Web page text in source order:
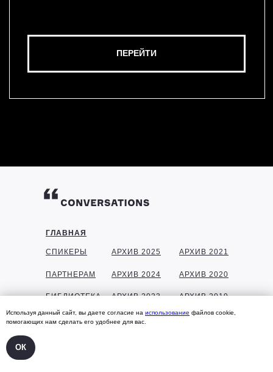
Используя данный сайт, вы даете согласие на использование файлов cookie,
помогающих нам сделать его удобнее для вас.
ОК
ГЛАВНАЯ
СПИКЕРЫ
ПАРТНЕРАМ
БИБЛИОТЕКА
ГАЛЕРЕЯ
АРХИВ 2025
АРХИВ 2024
АРХИВ 2023
АРХИВ 2022
АРХИВ 2021
АРХИВ 2020
АРХИВ 2019
АРХИВ 2018